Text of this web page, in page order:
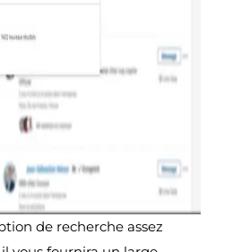
de recherche assez